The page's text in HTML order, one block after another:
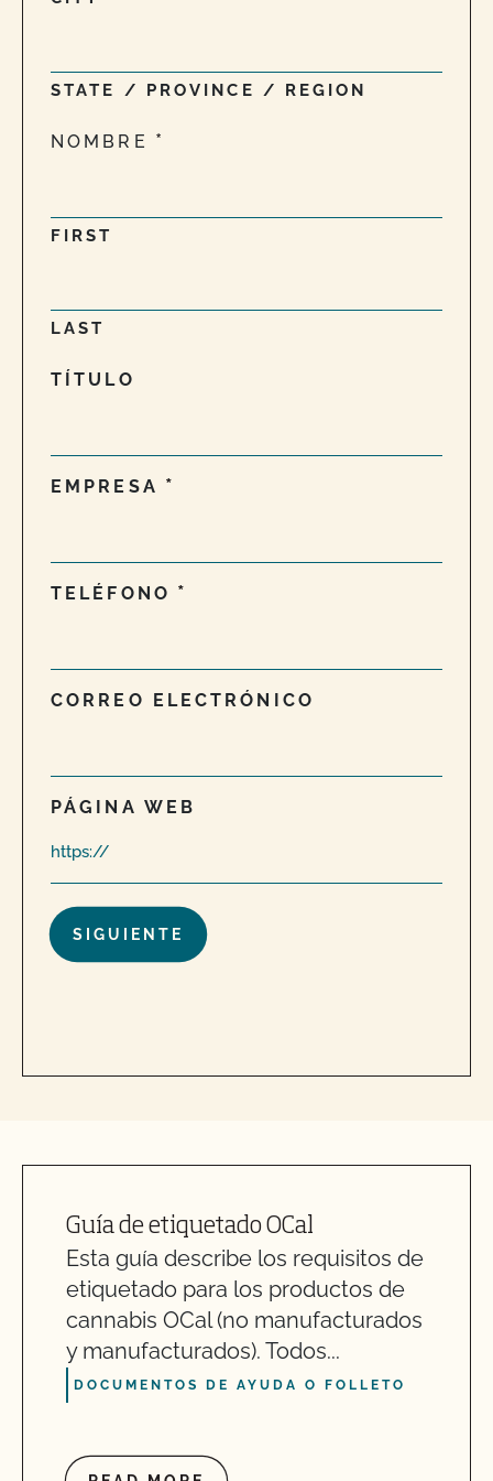
STATE / PROVINCE / REGION
NOMBRE
FIRST
LAST
TÍTULO
EMPRESA
TELÉFONO
CORREO ELECTRÓNICO
PÁGINA WEB
Guía de etiquetado OCal
Esta guía describe los requisitos de
etiquetado para los productos de
cannabis OCal (no manufacturados
y manufacturados). Todos...
DOCUMENTOS DE AYUDA O FOLLETO